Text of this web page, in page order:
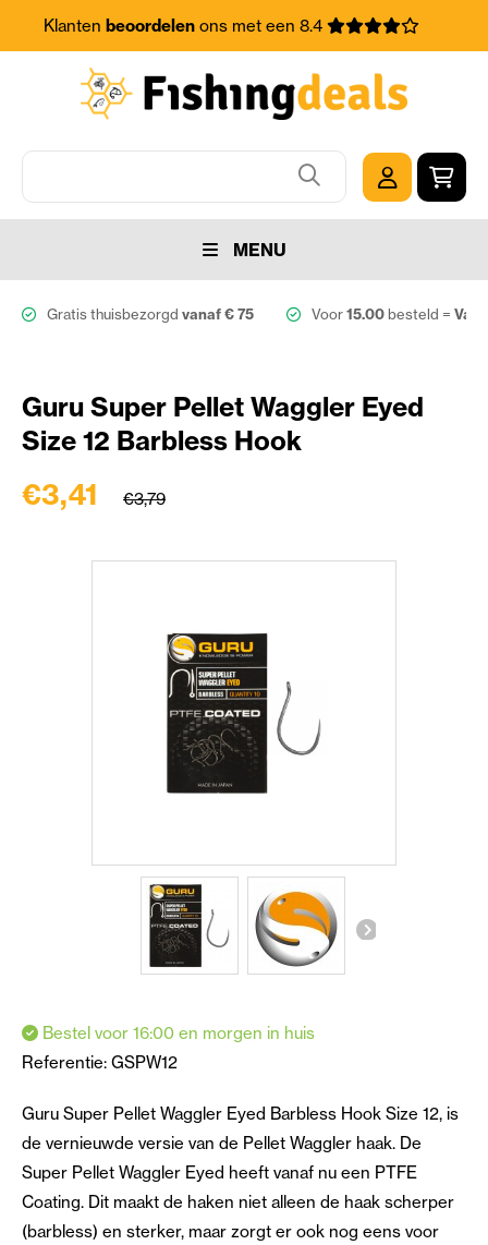
Klanten beoordelenons met een 8.4
MENU
Gratis thuisbezorgd vanaf € 75 Voor15.00besteld =
Guru Super Pellet Waggler Eyed
Size 12 Barbless Hook
€3,41 €3,79
Bestel voor 16:00 en morgen in huis
Referentie: GSPW12
Guru Super Pellet Waggler Eyed Barbless Hook Size 12, is
de vernieuwde versie van de Pellet Waggler haak. De
Super Pellet Waggler Eyed heeft vanaf nu een PTFE
Coating. Dit maakt de haken niet alleen de haak scherper
(barbless) en sterker, maar zorgt er ook nog eens voor